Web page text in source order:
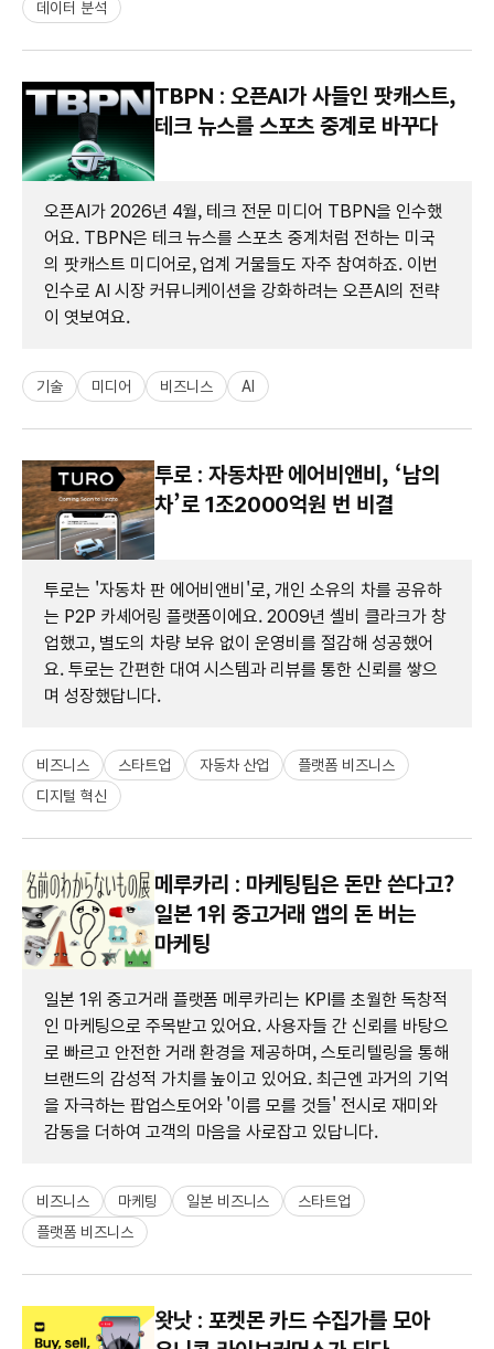
데이터 분석
TBPN : 오픈AI가 사들인 팟캐스트,
테크 뉴스를 스포츠 중계로 바꾸다
오픈AI가 2026년 4월, 테크 전문 미디어 TBPN을 인수했
어요. TBPN은 테크 뉴스를 스포츠 중계처럼 전하는 미국
의 팟캐스트 미디어로, 업계 거물들도 자주 참여하죠. 이번
인수로 AI 시장 커뮤니케이션을 강화하려는 오픈AI의 전략
이 엿보여요.
기술 미디어 비즈니스 AI
투로 : 자동차판 에어비앤비, ‘남의
차’로 1조2000억원 번 비결
투로는 '자동차 판 에어비앤비'로, 개인 소유의 차를 공유하
는 P2P 카셰어링 플랫폼이에요. 2009년 셸비 클라크가 창
업했고, 별도의 차량 보유 없이 운영비를 절감해 성공했어
요. 투로는 간편한 대여 시스템과 리뷰를 통한 신뢰를 쌓으
며 성장했답니다.
비즈니스 스타트업 자동차 산업
플랫폼 비즈니스
디지털 혁신
메루카리 : 마케팅팀은 돈만 쓴다고?
일본 1위 중고거래 앱의 돈 버는
마케팅
일본 1위 중고거래 플랫폼 메루카리는 KPI를 초월한 독창적
인 마케팅으로 주목받고 있어요. 사용자들 간 신뢰를 바탕으
로 빠르고 안전한 거래 환경을 제공하며, 스토리텔링을 통해
브랜드의 감성적 가치를 높이고 있어요. 최근엔 과거의 기억
을 자극하는 팝업스토어와 '이름 모를 것들' 전시로 재미와
감동을 더하여 고객의 마음을 사로잡고 있답니다.
비즈니스 마케팅 일본 비즈니스
스타트업
플랫폼 비즈니스
왓낫 : 포켓몬 카드 수집가를 모아